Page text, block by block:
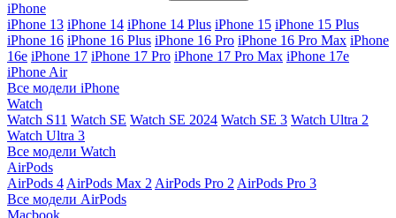
iPhone
iPhone 13 iPhone 14 iPhone 14 Plus iPhone 15 iPhone 15 Plus
iPhone 16 iPhone 16 Plus iPhone 16 Pro iPhone 16 Pro Max iPhone
16e iPhone 17 iPhone 17 Pro iPhone 17 Pro Max iPhone 17e
iPhone Air
Все модели iPhone
Watch
Watch S11 Watch SE Watch SE 2024 Watch SE 3 Watch Ultra 2
Watch Ultra 3
Все модели Watch
AirPods
AirPods 4 AirPods Max 2 AirPods Pro 2 AirPods Pro 3
Все модели AirPods
Macbook